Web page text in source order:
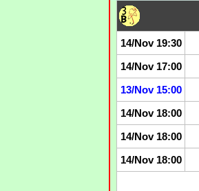
14/Nov 19:30
14/Nov 17:00
13/Nov 15:00
14/Nov 18:00
14/Nov 18:00
14/Nov 18:00